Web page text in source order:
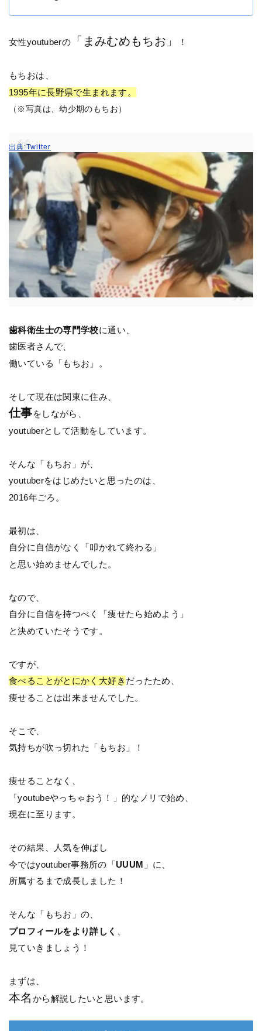
女性youtuberの 「まみむめもちお」 ！
もちおは、
1995年に長野県で生まれます。
（※写真は、幼少期のもちお）
出典:Twitter
歯科衛生士の専門学校に通い、
歯医者さんで、
働いている「もちお」。
そして現在は関東に住み、
仕事をしながら、
youtuberとして活動をしています。
そんな「もちお」が、
youtuberをはじめたいと思ったのは、
2016年ごろ。
最初は、
自分に自信がなく「叩かれて終わる」
と思い始めませんでした。
なので、
自分に自信を持つべく「痩せたら始めよう」
と決めていたそうです。
ですが、
食べることがとにかく大好き だったため、
痩せることは出来ませんでした。
そこで、
気持ちが吹っ切れた「もちお」！
痩せることなく、
「youtubeやっちゃおう！」的なノリで始め、
現在に至ります。
その結果、人気を伸ばし
今ではyoutuber事務所の「UUUM 」に、
所属するまで成長しました！
そんな「もちお」の、
プロフィールをより詳しく
見ていきましょう！
まずは、
本名 から解説したいと思います。